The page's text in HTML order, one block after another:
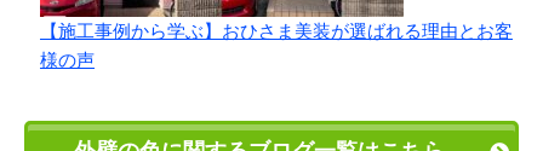
【施工事例から学ぶ】おひさま美装が選ばれる理由とお客
様の声